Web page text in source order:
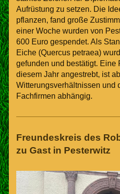
Aufrüstung zu setzen. Die
pflanzen, fand große
einer Woche wurden von
600 Euro gespendet. Als
Eiche (Quercus petraea)
gefunden und bestätigt. Eine
diesem Jahr angestrebt, ist
Witterungsverhältnissen und
Fachfirmen abhängig.
Freundeskreis des
zu Gast in Pesterwitz